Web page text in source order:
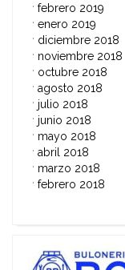
febrero 2019
enero 2019
diciembre 2018
noviembre 2018
octubre 2018
agosto 2018
julio 2018
junio 2018
mayo 2018
abril 2018
marzo 2018
febrero 2018